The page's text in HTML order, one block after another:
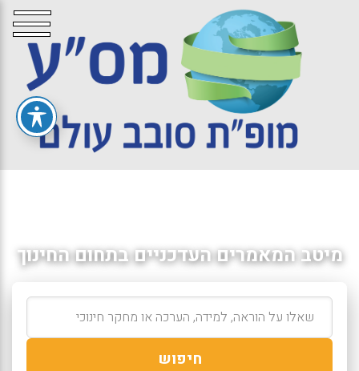
מיטב המאמרים העדכניים בתחום החינוך
חיפוש